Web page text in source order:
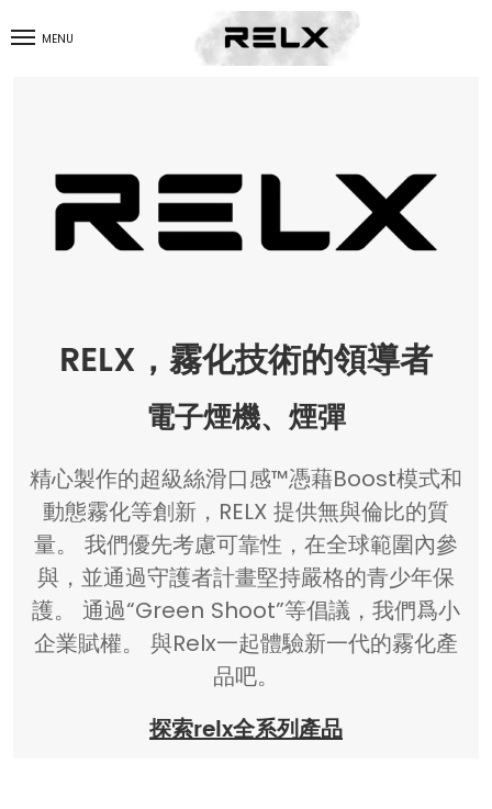
MENU
RELX，霧化技術的領導者
電子煙機、煙彈
精心製作的超級絲滑口感™憑藉Boost模式和
動態霧化等創新，RELX 提供無與倫比的質
量。 我們優先考慮可靠性，在全球範圍內參
與，並通過守護者計畫堅持嚴格的青少年保
護。 通過“Green Shoot”等倡議，我們爲小
企業賦權。 與Relx一起體驗新一代的霧化產
品吧。
探索relx全系列產品